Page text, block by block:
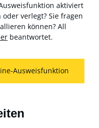
aktiviert
oder verlegt? Sie fragen
können? All
beantwortet.
Ausweisfunktion